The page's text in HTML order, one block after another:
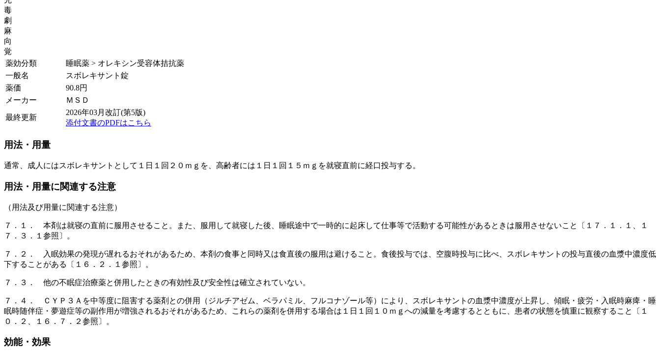
毒
劇
麻
向
覚
薬効分類
睡眠薬 > オレキシン受容体拮抗薬
一般名
スボレキサント錠
薬価
90.8円
メーカー
ＭＳＤ
最終更新
2026年03月改訂(第5版)
添付文書のPDFはこちら
用法・用量
通常、成人にはスボレキサントとして１日１回２０ｍｇを、高齢者には１日１回１５ｍｇを就寝直前に経口投与する。
用法・用量に関連する注意
（用法及び用量に関連する注意）
７．１． 本剤は就寝の直前に服用させること。また、服用して就寝した後、睡眠途中で一時的に起床して仕事等で活動する可能性があるときは服用させないこと〔１７．１．１、１
７．３．１参照〕。
７．２． 入眠効果の発現が遅れるおそれがあるため、本剤の食事と同時又は食直後の服用は避けること。食後投与では、空腹時投与に比べ、スボレキサントの投与直後の血漿中濃度低
下することがある〔１６．２．１参照〕。
７．３． 他の不眠症治療薬と併用したときの有効性及び安全性は確立されていない。
７．４． ＣＹＰ３Ａを中等度に阻害する薬剤との併用（ジルチアゼム、ベラパミル、フルコナゾール等）により、スボレキサントの血漿中濃度が上昇し、傾眠・疲労・入眠時麻痺・睡
眠時随伴症・夢遊症等の副作用が増強されるおそれがあるため、これらの薬剤を併用する場合は１日１回１０ｍｇへの減量を考慮するとともに、患者の状態を慎重に観察すること〔１
０．２、１６．７．２参照〕。
効能・効果